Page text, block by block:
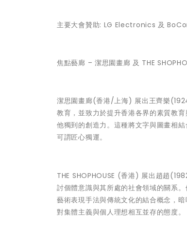
主要大會贊助: LG Electronics 及
焦點藝廊 – 潔思園畫廊 及 THE
潔思園畫廊(香港/上海) 展出王齊樂
教育，並致力於提升香港各界的素質教
他獨到的創造力。這種將文字與圖畫相
可謂匠心獨運。
THE SHOPHOUSE (香港) 展出趙趙
討個體意識與其所處的社會領域的關系
藝術表現手法與傳統文化的結合概念，
對集體主義與個人理想相互並存的態度。